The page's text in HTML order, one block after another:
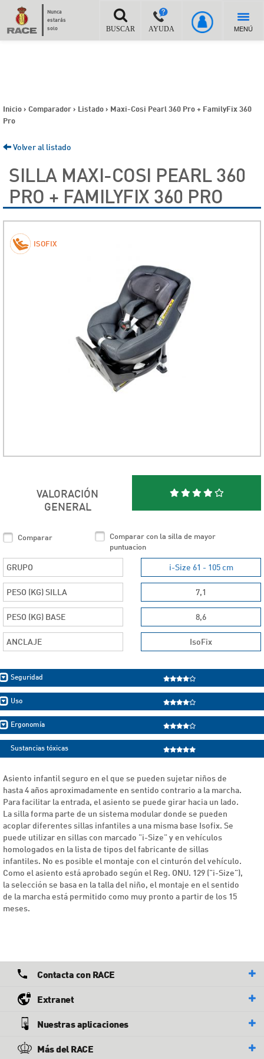
Nunca
estarás
solo
BUSCAR AYUDA MENÚ
Inicio > Comparador > Listado > Maxi-Cosi Pearl 360 Pro + FamilyFix 360
Pro
Volver al listado
SILLA MAXI-COSI PEARL 360
PRO + FAMILYFIX 360 PRO
ISOFIX
VALORACIÓN
GENERAL
Comparar
Comparar con la silla de mayor
puntuacion
GRUPO i-Size 61 - 105 cm
PESO (KG) SILLA 7,1
PESO (KG) BASE 8,6
ANCLAJE IsoFix
Seguridad
Uso
Ergonomía
Sustancias tóxicas
Asiento infantil seguro en el que se pueden sujetar niños de
hasta 4 años aproximadamente en sentido contrario a la marcha.
Para facilitar la entrada, el asiento se puede girar hacia un lado.
La silla forma parte de un sistema modular donde se pueden
acoplar diferentes sillas infantiles a una misma base Isofix. Se
puede utilizar en sillas con marcado "i-Size" y en vehículos
homologados en la lista de tipos del fabricante de sillas
infantiles. No es posible el montaje con el cinturón del vehículo.
Como el asiento está aprobado según el Reg. ONU. 129 ("i-Size"),
la selección se basa en la talla del niño, el montaje en el sentido
de la marcha está permitido como muy pronto a partir de los 15
meses.
Contacta con RACE
Extranet
Nuestras aplicaciones
Más del RACE